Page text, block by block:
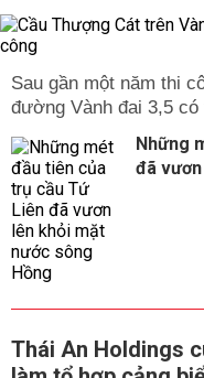
Sau gần một năm thi
đường Vành đai 3,5
Những
đã
Thái An Holdings